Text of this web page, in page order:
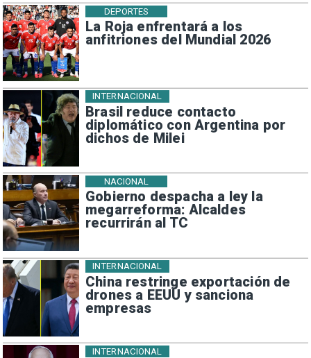
La Roja enfrentará a los
anfitriones del Mundial 2026
DEPORTES
Brasil reduce contacto
diplomático con Argentina por
dichos de Milei
INTERNACIONAL
Gobierno despacha a ley la
megarreforma: Alcaldes
recurrirán al TC
NACIONAL
China restringe exportación de
drones a EEUU y sanciona
empresas
INTERNACIONAL
INTERNACIONAL